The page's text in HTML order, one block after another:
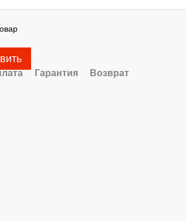
Гарантия Возврат